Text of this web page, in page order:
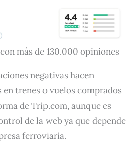
más de 130.000 opiniones
negativas hacen
trenes o vuelos comprados
de Trip.com, aunque es
de la web ya que depende
ferroviaria.